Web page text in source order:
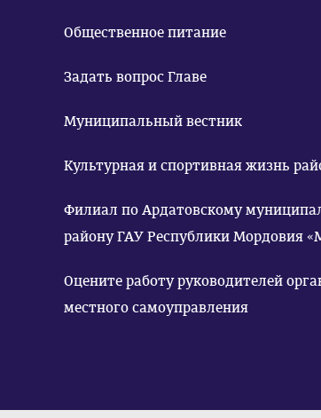
Общественное питание
Задать вопрос Главе
Муниципальный вестник
Культурная и спортивная жизнь
Филиал по Ардатовскому
району ГАУ Республики Мордовия
Оцените работу руководителей
местного самоуправления